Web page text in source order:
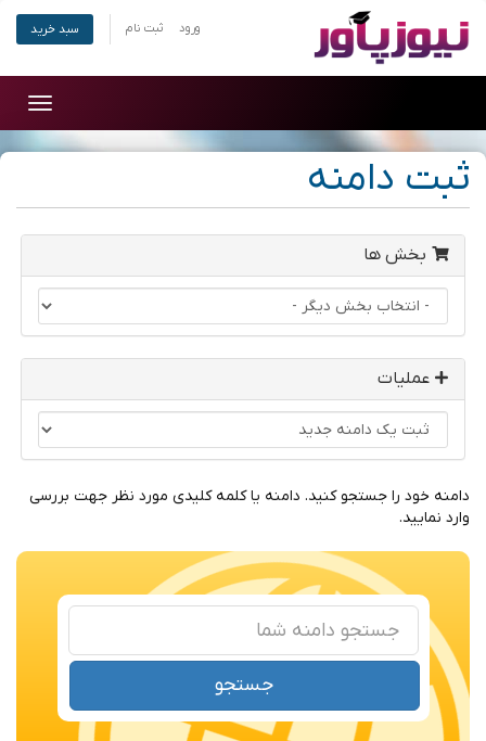
ورود ثبت نام سبد خرید
ثبت دامنه
بخش ها
عملیات
دامنه خود را جستجو کنید. دامنه یا کلمه کلیدی مورد نظر جهت بررسی
وارد نمایید.
جستجو